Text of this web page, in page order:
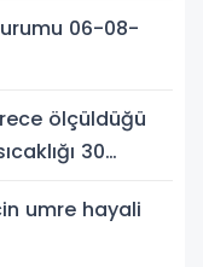
06-08-
ölçüldüğü
30
umre hayali